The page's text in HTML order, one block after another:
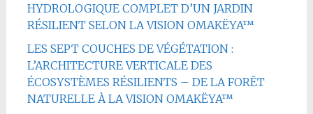
HYDROLOGIQUE COMPLET D’UN JARDIN
RÉSILIENT SELON LA VISION OMAKËYA™
LES SEPT COUCHES DE VÉGÉTATION :
L’ARCHITECTURE VERTICALE DES
ÉCOSYSTÈMES RÉSILIENTS – DE LA FORÊT
NATURELLE À LA VISION OMAKËYA™